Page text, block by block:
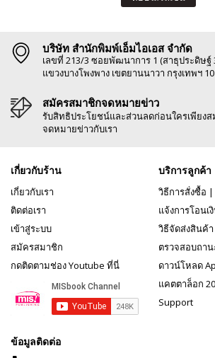
บริษัท สำนักพิมพ์เอ็มไอเอส จำกัด
เลขที่ 213/3 ซอยพัฒนาการ 1 (สาธุประดิษฐ์
แขวงบางโพงพาง เขตยานนาวา กรุงเทพฯ
สมัครสมาชิกจดหมายข่าว
รับสิทธิประโยชน์และส่วนลดก่อนใครเพียง
จดหมายข่าวกับเรา
เกี่ยวกับร้าน
เกี่ยวกับเรา
ติดต่อเรา
เข้าสู่ระบบ
สมัครสมาชิก
กดติดตามช่อง Youtube ที่นี่
บริการลูกค้า
วิธีการสั่งซื้อ |
แจ้งการโอนเ
วิธีจัดส่งสินค้า
ตรวจสอบถา
ดาวน์โหลด
แคตตาล็อก
Support
ข้อมูลติดต่อ